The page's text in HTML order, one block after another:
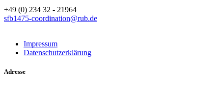
+49 (0) 234 32 - 21964
sfb1475-coordination@rub.de
Impressum
Datenschutzerklärung
Adresse